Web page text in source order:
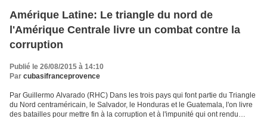
Amérique Latine: Le triangle du nord de
l'Amérique Centrale livre un combat contre la
corruption
Publié le 26/08/2015 à 14:10
Par cubasifranceprovence
Par Guillermo Alvarado (RHC) Dans les trois pays qui font partie du Triangle
du Nord centraméricain, le Salvador, le Honduras et le Guatemala, l'on livre
des batailles pour mettre fin à la corruption et à l'impunité qui ont rendu